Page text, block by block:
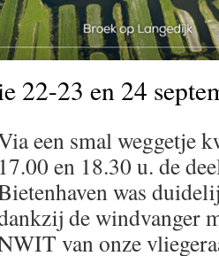
22-23 en 24
een smal weggetje
17.00 en 18.30 u. de
was
de windvanger
van onze